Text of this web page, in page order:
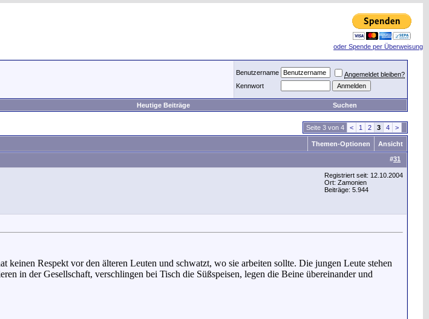
oder Spende per Überweisung
Benutzername
Angemeldet bleiben?
Kennwort
Heutige Beiträge Suchen
Seite 3 von 4 < 1 2 3 4 >
Themen-Optionen Ansicht
#31
Registriert seit: 12.10.2004
Ort: Zamonien
Beiträge: 5.944
Respekt vor den älteren Leuten und schwatzt, wo sie arbeiten sollte. Die jungen Leute stehen
in der Gesellschaft, verschlingen bei Tisch die Süßspeisen, legen die Beine übereinander und